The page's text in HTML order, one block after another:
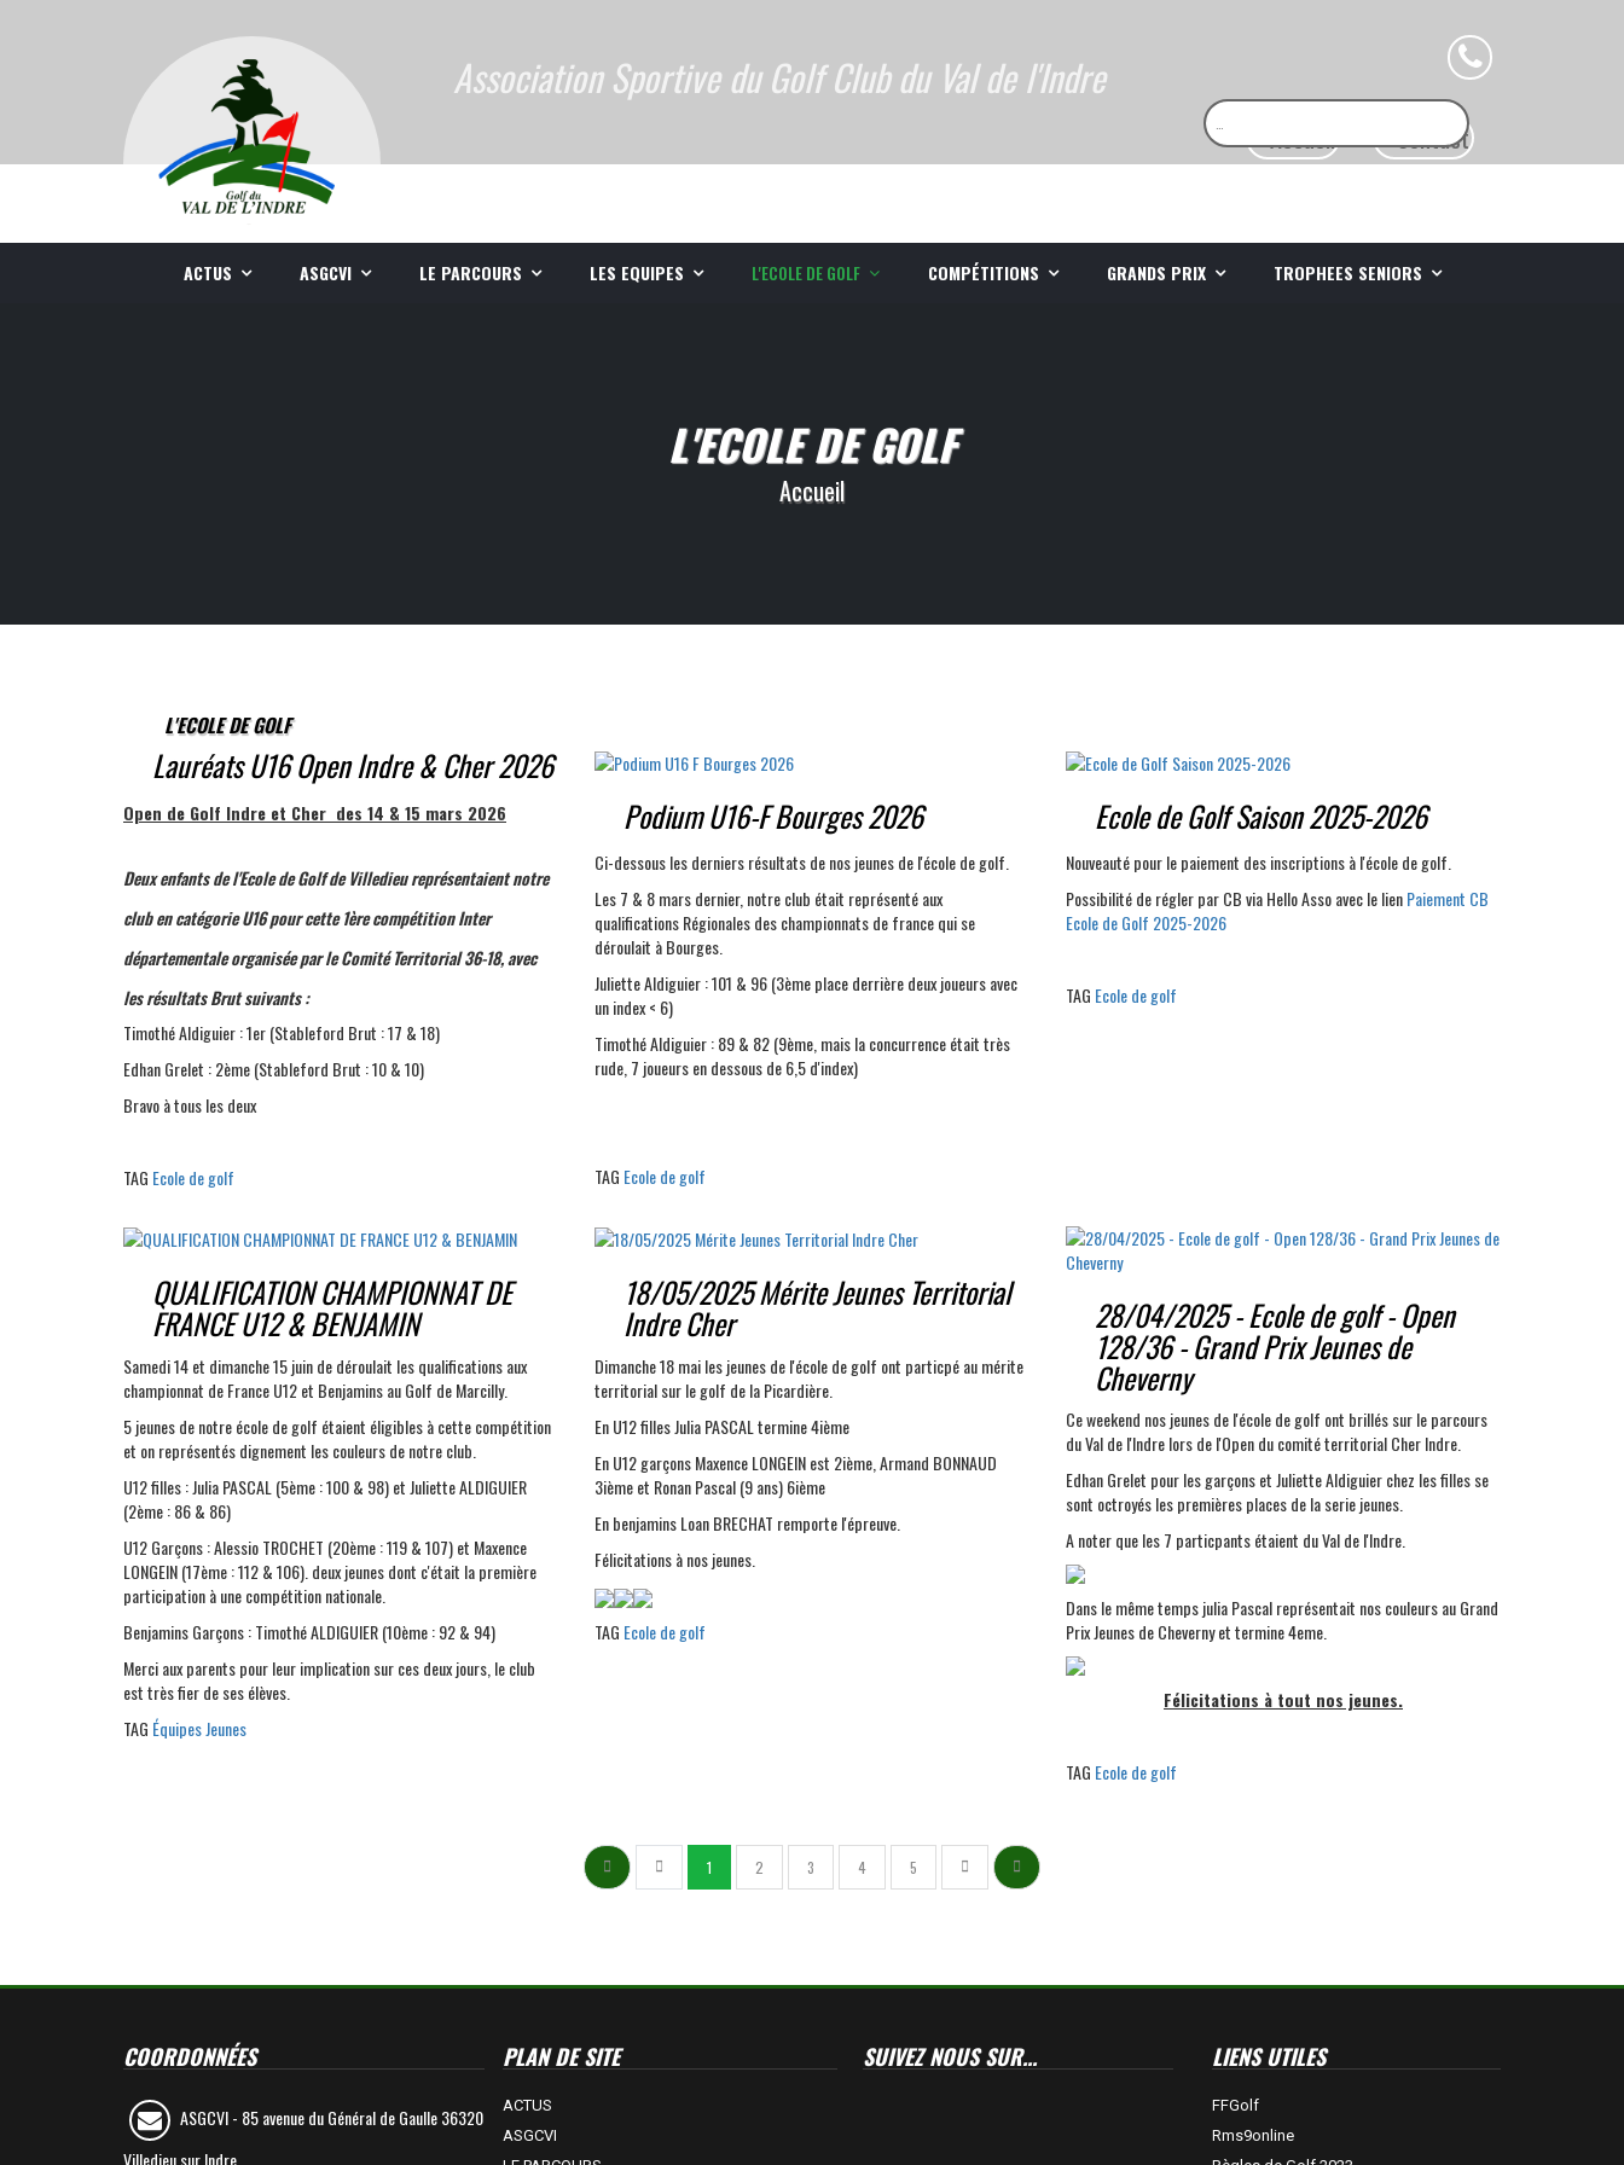
Association Sportive du Golf Club du Val de l'Indre
ACTUS ASGCVI LE PARCOURS LES EQUIPES L'ECOLE DE GOLF COMPÉTITIONS GRANDS PRIX TROPHEES SENIORS
L'ECOLE DE GOLF
Accueil
L'ECOLE DE GOLF
Lauréats U16 Open Indre & Cher 2026
Open de Golf Indre et Cher des 14 & 15 mars 2026
Deux enfants de l'Ecole de Golf de Villedieu représentaient notre
club en catégorie U16 pour cette 1ère compétition Inter
départementale organisée par le Comité Territorial 36-18, avec
les résultats Brut suivants :
Timothé Aldiguier : 1er (Stableford Brut : 17 & 18)
Edhan Grelet : 2ème (Stableford Brut : 10 & 10)
Bravo à tous les deux
TAG Ecole de golf
Podium U16-F Bourges 2026
Ci-dessous les derniers résultats de nos jeunes de l'école de golf.
Les 7 & 8 mars dernier, notre club était représenté aux
qualifications Régionales des championnats de france qui se
déroulait à Bourges.
Juliette Aldiguier : 101 & 96 (3ème place derrière deux joueurs avec
un index < 6)
Timothé Aldiguier : 89 & 82 (9ème, mais la concurrence était très
rude, 7 joueurs en dessous de 6,5 d'index)
TAG Ecole de golf
Ecole de Golf Saison 2025-2026
Nouveauté pour le paiement des inscriptions à l'école de golf.
Possibilité de régler par CB via Hello Asso avec le lienPaiement CB
Ecole de Golf 2025-2026
TAG Ecole de golf
QUALIFICATION CHAMPIONNAT DE
FRANCE U12 & BENJAMIN
Samedi 14 et dimanche 15 juin de déroulait les qualifications aux
championnat de France U12 et Benjamins au Golf de Marcilly.
5 jeunes de notre école de golf étaient éligibles à cette compétition
et on représentés dignement les couleurs de notre club.
U12 filles : Julia PASCAL (5ème : 100 & 98) et Juliette ALDIGUIER
(2ème : 86 & 86)
U12 Garçons : Alessio TROCHET (20ème : 119 & 107) et Maxence
LONGEIN (17ème : 112 & 106). deux jeunes dont c'était la première
participation à une compétition nationale.
Benjamins Garçons : Timothé ALDIGUIER (10ème : 92 & 94)
Merci aux parents pour leur implication sur ces deux jours, le club
est très fier de ses élèves.
TAG Équipes Jeunes
18/05/2025 Mérite Jeunes Territorial
Indre Cher
Dimanche 18 mai les jeunes de l'école de golf ont particpé au mérite
territorial sur le golf de la Picardière.
En U12 filles Julia PASCAL termine 4ième
En U12 garçons Maxence LONGEIN est 2ième, Armand BONNAUD
3ième et Ronan Pascal (9 ans) 6ième
En benjamins Loan BRECHAT remporte l'épreuve.
Félicitations à nos jeunes.
TAG Ecole de golf
28/04/2025 - Ecole de golf - Open
128/36 - Grand Prix Jeunes de
Cheverny
Ce weekend nos jeunes de l'école de golf ont brillés sur le parcours
du Val de l'Indre lors de l'Open du comité territorial Cher Indre.
Edhan Grelet pour les garçons et Juliette Aldiguier chez les filles se
sont octroyés les premières places de la serie jeunes.
A noter que les 7 particpants étaient du Val de l'Indre.
Dans le même temps julia Pascal représentait nos couleurs au Grand
Prix Jeunes de Cheverny et termine 4eme.
Félicitations à tout nos jeunes.
TAG Ecole de golf
1 2 3 4 5
COORDONNÉES
ASGCVI - 85 avenue du Général de Gaulle 36320
Villedieu sur Indre
PLAN DE SITE
ACTUS
ASGCVI
SUIVEZ NOUS SUR... LIENS UTILES
FFGolf
Rms9online